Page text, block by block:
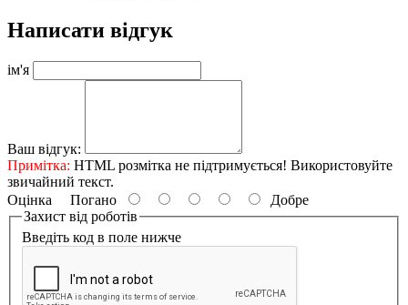
Написати відгук
ім'я
Ваш відгук:
Примітка: HTML розмітка не підтримується! Використовуйте
звичайний текст.
Оцінка Погано
Добре
Захист від роботів
Введіть код в поле нижче